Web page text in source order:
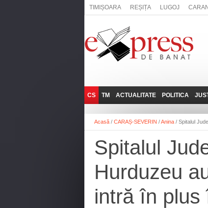
TIMIȘOARA REȘIȚA LUGOJ
CS
REȘIȚA
CARANSEBEȘ
ANINA
BOCŞA
ORAVIȚA
TM
LUGOJ
TIMIȘOARA
ACTUALITATE
ADMINISTRATIE
NAȚIONAL
SOCIAL
POLITICA
EXPRESSLIVE
INTERVIURILE
Acasă / CARAȘ-SEVERIN /Anina / Spitalul
Spitalul
Hurduzeu
intră în plus